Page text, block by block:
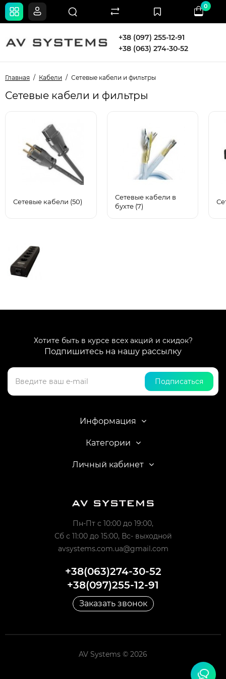
+38 (097) 255-12-91
+38 (063) 274-30-52
0
Главная Кабели Сетевые кабели и фильтры
Сетевые кабели и фильтры
Сетевые кабели (50)
Сетевые кабели в
бухте (7)
Хотите быть в курсе всех акций и скидок?
Подпишитесь на нашу рассылку
Подписаться
Информация
Категории
Личный кабинет
Пн-Пт с 10:00 до 19:00,
Сб с 11:00 до 15:00, Вс- выходной
avsystems.com.ua@gmail.com
+38(063)274-30-52
+38(097)255-12-91
Заказать звонок
AV Systems © 2026